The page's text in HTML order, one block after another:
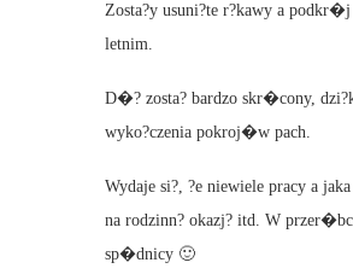
Zosta?y usuni?te r?kawy a podkr�j
letnim.
D�? zosta? bardzo skr�cony,
wyko?czenia pokroj�w pach.
Wydaje si?, ?e niewiele pracy a
na rodzinn? okazj? itd. W
sp�dnicy 🙂